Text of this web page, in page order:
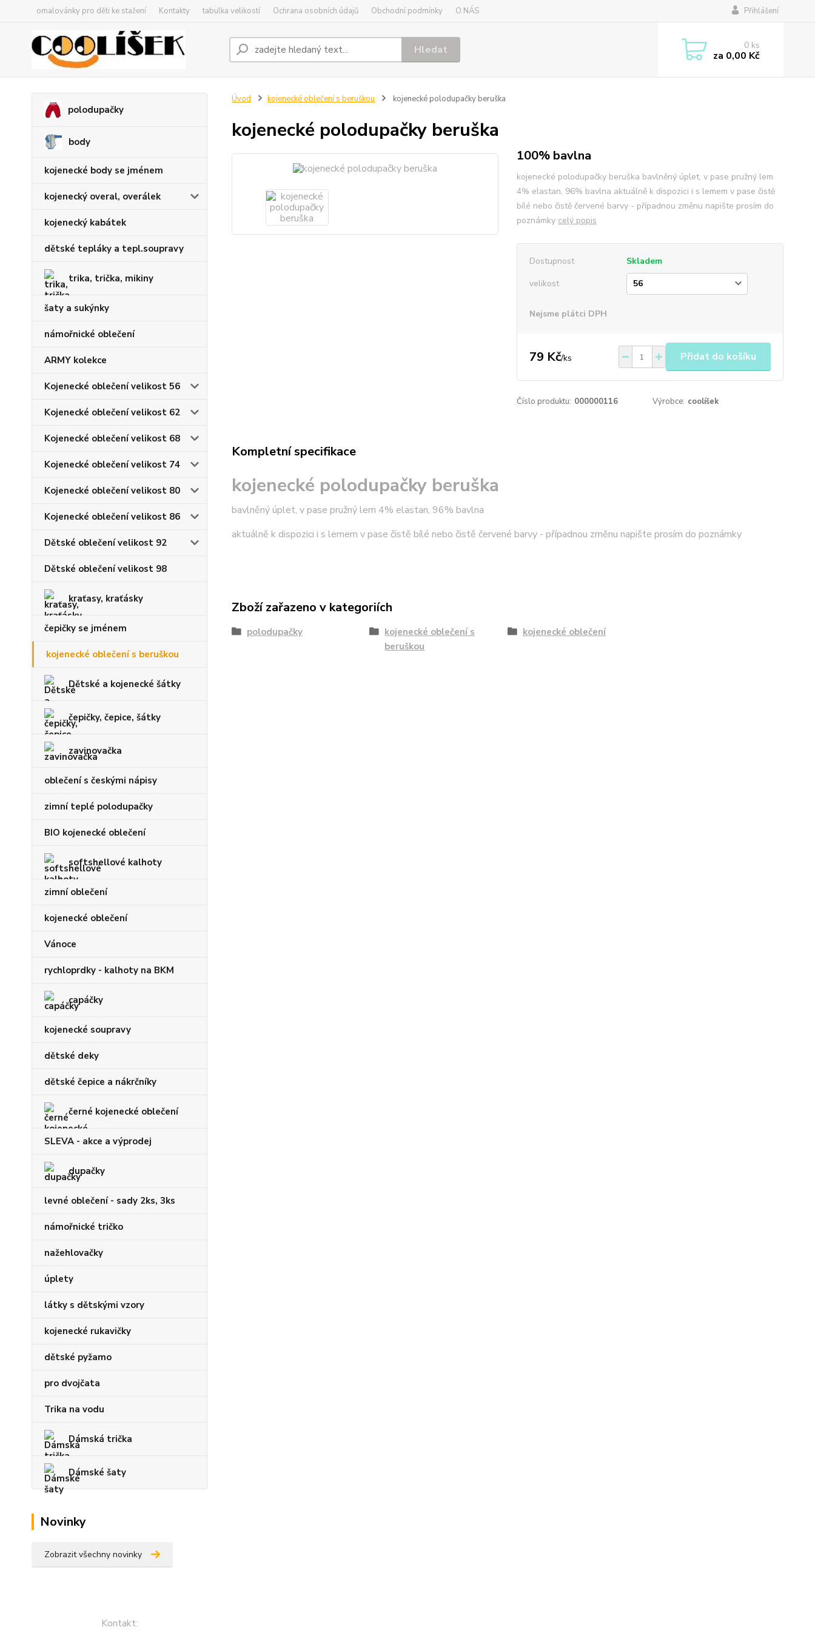
omalovánky pro děti ke stažení Kontakty tabulka velikostí Ochrana osobních údajů Obchodní podmínky O NÁS Přihlášení
Hledat 0 ks
za 0,00 Kč
polodupačky
body
kojenecké body se jménem
kojenecký overal, overálek
kojenecký kabátek
dětské tepláky a tepl.soupravy
trika, trička, mikiny
šaty a sukýnky
námořnické oblečení
ARMY kolekce
Kojenecké oblečení velikost 56
Kojenecké oblečení velikost 62
Kojenecké oblečení velikost 68
Kojenecké oblečení velikost 74
Kojenecké oblečení velikost 80
Kojenecké oblečení velikost 86
Dětské oblečení velikost 92
Dětské oblečení velikost 98
kraťasy, kraťásky
čepičky se jménem
kojenecké oblečení s beruškou
Dětské a kojenecké šátky
čepičky, čepice, šátky
zavinovačka
oblečení s českými nápisy
zimní teplé polodupačky
BIO kojenecké oblečení
softshellové kalhoty
zimní oblečení
kojenecké oblečení
Vánoce
rychloprdky - kalhoty na BKM
capáčky
kojenecké soupravy
dětské deky
dětské čepice a nákrčníky
černé kojenecké oblečení
SLEVA - akce a výprodej
dupačky
levné oblečení - sady 2ks, 3ks
námořnické tričko
nažehlovačky
úplety
látky s dětskými vzory
kojenecké rukavičky
dětské pyžamo
pro dvojčata
Trika na vodu
Dámská trička
Dámské šaty
Novinky
Zobrazit všechny novinky
Kontakt:
Úvod kojenecké oblečení s beruškou kojenecké polodupačky beruška
kojenecké polodupačky beruška
100% bavlna
kojenecké polodupačky beruška bavlněný úplet, v pase pružný lem
4% elastan, 96% bavlna aktuálně k dispozici i s lemem v pase čistě
bílé nebo čistě červené barvy - případnou změnu napište prosím do
poznámky celý popis
Dostupnost
Skladem
velikost
Nejsme plátci DPH
79 Kč/ks Přidat do košíku
Číslo produktu: 000000116 Výrobce: coolíšek
Kompletní specifikace
kojenecké polodupačky beruška
bavlněný úplet, v pase pružný lem 4% elastan, 96% bavlna
aktuálně k dispozici i s lemem v pase čistě bílé nebo čistě červené barvy - případnou změnu napište prosím do poznámky
Zboží zařazeno v kategoriích
polodupačky
kojenecké oblečení s
beruškou
kojenecké oblečení